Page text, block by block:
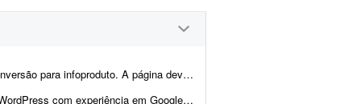
e layout focados em vendas, com elementos que incentivem a con...
Google Analytics 4 e Google Consent Mode v2 para realizar adequações técni...